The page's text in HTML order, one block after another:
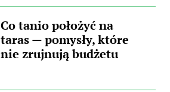
Co tanio położyć na
taras — pomysły, które
nie zrujnują budżetu